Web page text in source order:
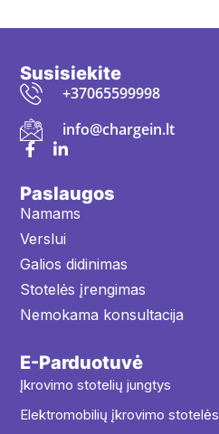
Susisiekite
+37065599998
info@chargein.lt
Paslaugos
Namams
Verslui
Galios didinimas
Stotelės įrengimas
Nemokama konsultacija
E-Parduotuvė
Įkrovimo stotelių jungtys
Elektromobilių įkrovimo stotelės